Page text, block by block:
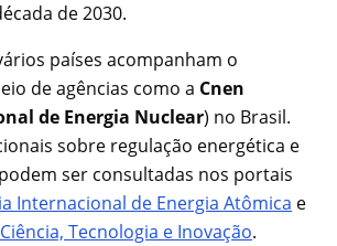
de 2030.
países acompanham o
de agências como a Cnen
de Energia Nuclear) no Brasil.
sobre regulação energética e
ser consultadas nos portais
Internacional de Energia Atômica e
Tecnologia e Inovação.